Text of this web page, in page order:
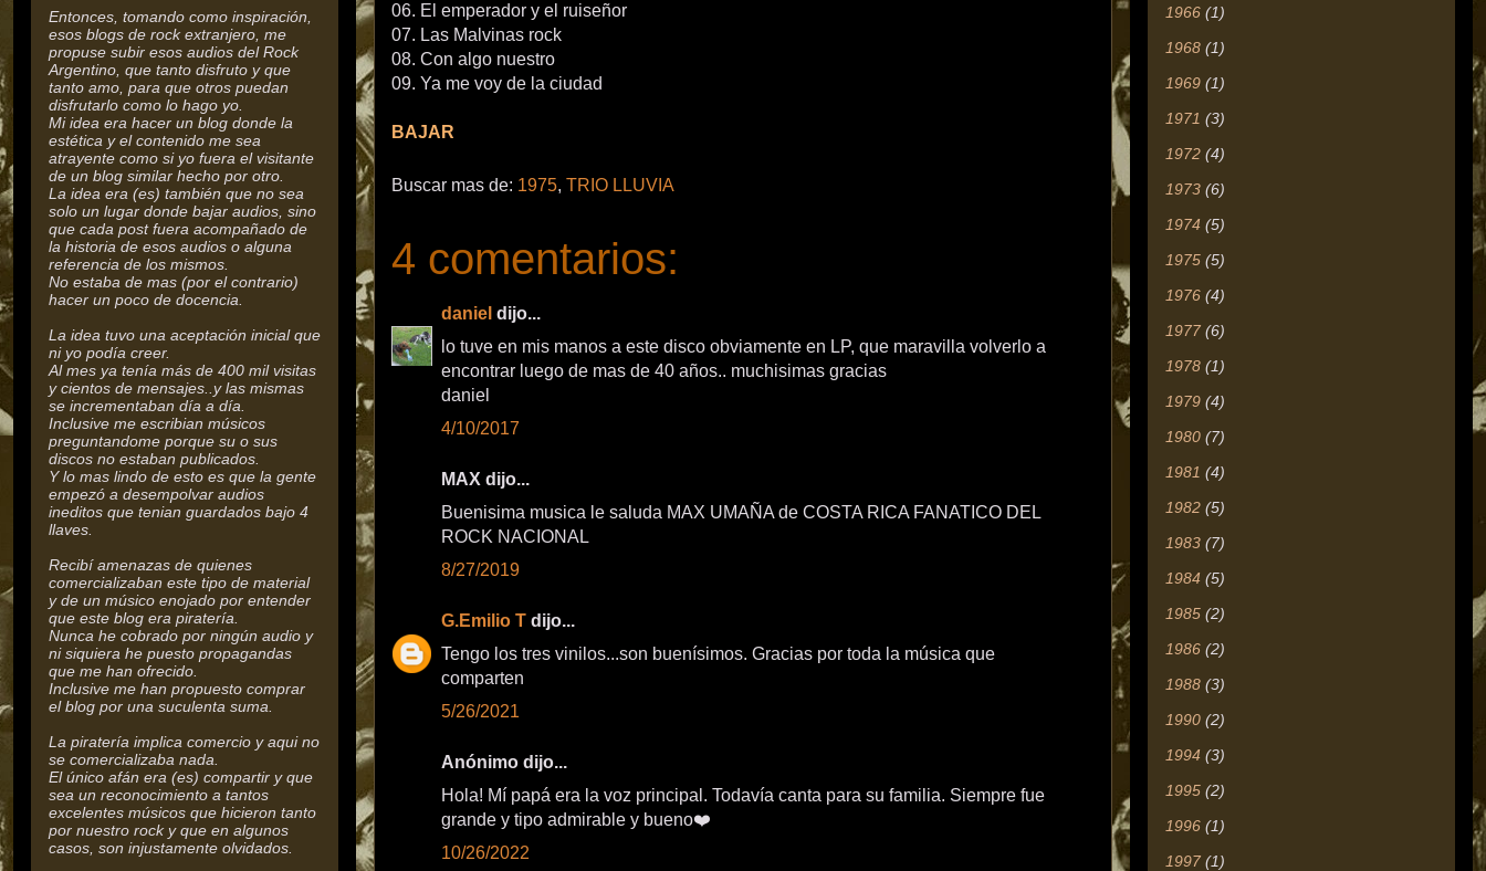
06. El emperador y el ruiseñor
07. Las Malvinas rock
08. Con algo nuestro
09. Ya me voy de la ciudad
BAJAR
Buscar mas de: 1975, TRIO LLUVIA
4 comentarios:
daniel dijo...
lo tuve en mis manos a este disco obviamente en LP, que maravilla volverlo a
encontrar luego de mas de 40 años.. muchisimas gracias
daniel
4/10/2017
MAX dijo...
Buenisima musica le saluda MAX UMAÑA de COSTA RICA FANATICO DEL
ROCK NACIONAL
8/27/2019
G.Emilio T dijo...
Tengo los tres vinilos...son buenísimos. Gracias por toda la música que
comparten
5/26/2021
Anónimo dijo...
Hola! Mí papá era la voz principal. Todavía canta para su familia. Siempre fue
grande y tipo admirable y bueno❤️
10/26/2022
Entonces, tomando como inspiración,
esos blogs de rock extranjero, me
propuse subir esos audios del Rock
Argentino, que tanto disfruto y que
tanto amo, para que otros puedan
disfrutarlo como lo hago yo.
Mi idea era hacer un blog donde la
estética y el contenido me sea
atrayente como si yo fuera el visitante
de un blog similar hecho por otro.
La idea era (es) también que no sea
solo un lugar donde bajar audios, sino
que cada post fuera acompañado de
la historia de esos audios o alguna
referencia de los mismos.
No estaba de mas (por el contrario)
hacer un poco de docencia.
La idea tuvo una aceptación inicial que
ni yo podía creer.
Al mes ya tenía más de 400 mil visitas
y cientos de mensajes..y las mismas
se incrementaban día a día.
Inclusive me escribian músicos
preguntandome porque su o sus
discos no estaban publicados.
Y lo mas lindo de esto es que la gente
empezó a desempolvar audios
ineditos que tenian guardados bajo 4
llaves.
Recibí amenazas de quienes
comercializaban este tipo de material
y de un músico enojado por entender
que este blog era piratería.
Nunca he cobrado por ningún audio y
ni siquiera he puesto propagandas
que me han ofrecido.
Inclusive me han propuesto comprar
el blog por una suculenta suma.
La piratería implica comercio y aqui no
se comercializaba nada.
El único afán era (es) compartir y que
sea un reconocimiento a tantos
excelentes músicos que hicieron tanto
por nuestro rock y que en algunos
casos, son injustamente olvidados.
1966 (1)
1968 (1)
1969 (1)
1971 (3)
1972 (4)
1973 (6)
1974 (5)
1975 (5)
1976 (4)
1977 (6)
1978 (1)
1979 (4)
1980 (7)
1981 (4)
1982 (5)
1983 (7)
1984 (5)
1985 (2)
1986 (2)
1988 (3)
1990 (2)
1994 (3)
1995 (2)
1996 (1)
1997 (1)